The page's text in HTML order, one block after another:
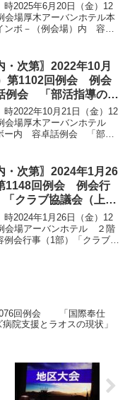
2025年6月20日（金）12
会場厚木アーバンホテル本
ボ－（例会場）内 容
ンセラー 荻野 洋一 会員②
・次第〗2022年10月
第1102回例会 例会
会 「部活指導の現
」
2022年10月21日（金）12
会場厚木アーバンホテル
ー内 容卓話例会 「部活
寛明 関原 敏文12：...
・次第〗2024年1月26
1148回例会 例会行
「クラブ協議会（上期
2部）「新会員卓話
会員）」
2024年1月26日（金）12
会場アーバンホテル ２階
会行事（1部）「クラブ協
1076回例会 「国際奉仕
院支援とラオスの現状」